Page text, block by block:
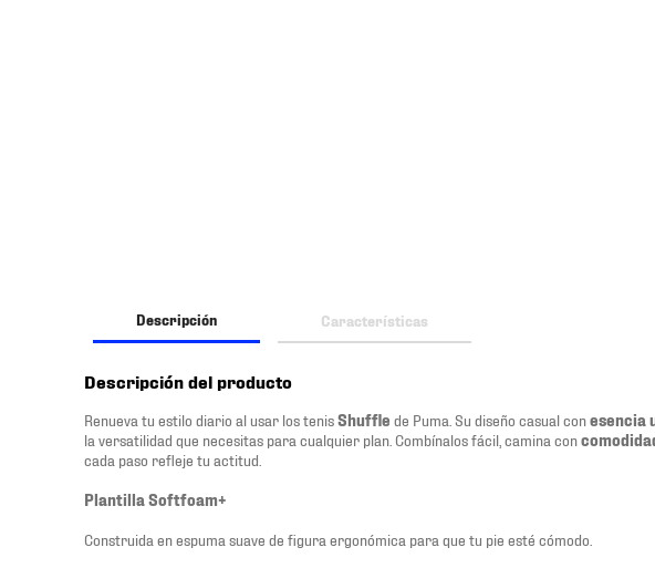
Descripción Características
Descripción del producto
Renueva tu estilo diario al usar los tenisShuffle de Puma. Su diseño casual conesencia
la versatilidad que necesitas para cualquier plan. Combínalos fácil, camina con
cada paso refleje tu actitud.
Plantilla Softfoam+
Construida en espuma suave de figura ergonómica para que tu pie esté cómodo.